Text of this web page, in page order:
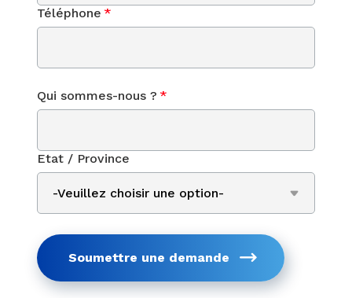
Téléphone *
Qui sommes-nous ? *
Etat / Province
Soumettre une demande